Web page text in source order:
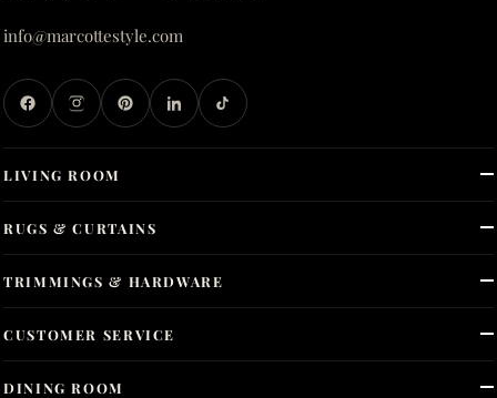
info@marcottestyle.com
LIVING ROOM
DINING ROOM
RUGS & CURTAINS
TRIMMINGS & HARDWARE
CUSTOMER SERVICE